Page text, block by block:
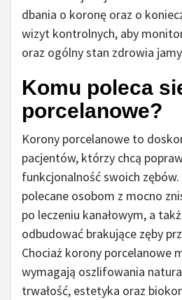
dbania o koronę oraz o
wizyt kontrolnych, aby
oraz ogólny stan zdrowia
Komu poleca
porcelanowe?
Korony porcelanowe to
pacjentów, którzy chcą
funkcjonalność swoich zębów.
polecane osobom z mocno
po leczeniu kanałowym, a
odbudować brakujące zęby
Chociaż korony porcelanowe
wymagają oszlifowania
trwałość, estetyka oraz